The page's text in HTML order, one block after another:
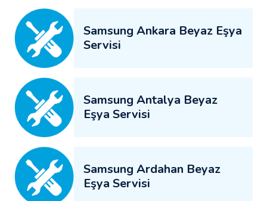
Samsung Ankara Beyaz Eşya
Servisi
Samsung Antalya Beyaz
Eşya Servisi
Samsung Ardahan Beyaz
Eşya Servisi